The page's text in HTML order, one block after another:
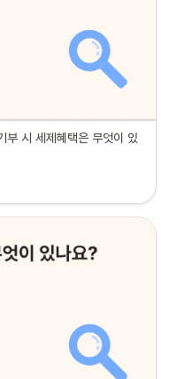
부 시 세제혜택은 무엇이 있